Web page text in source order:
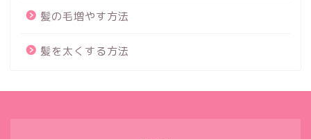
髪の毛増やす方法
髪を太くする方法